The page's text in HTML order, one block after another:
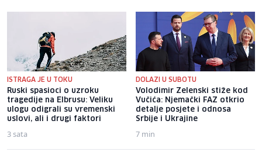
ISTRAGA JE U TOKU
Ruski spasioci o uzroku
tragedije na Elbrusu: Veliku
ulogu odigrali su vremenski
uslovi, ali i drugi faktori
3 sata
DOLAZI U SUBOTU
Volodimir Zelenski stiže kod
Vučića: Njemački FAZ otkrio
detalje posjete i odnosa
Srbije i Ukrajine
7 min